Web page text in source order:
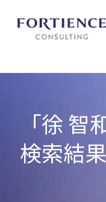
Service
「徐 智
検索結果